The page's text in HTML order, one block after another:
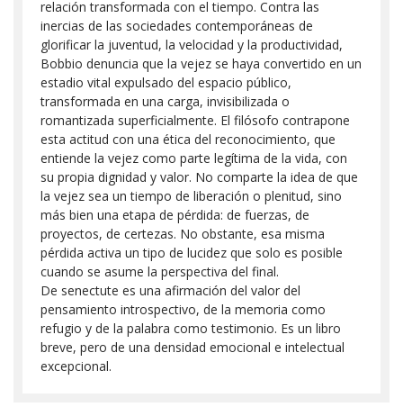
relación transformada con el tiempo. Contra las
inercias de las sociedades contemporáneas de
glorificar la juventud, la velocidad y la productividad,
Bobbio denuncia que la vejez se haya convertido en un
estadio vital expulsado del espacio público,
transformada en una carga, invisibilizada o
romantizada superficialmente. El filósofo contrapone
esta actitud con una ética del reconocimiento, que
entiende la vejez como parte legítima de la vida, con
su propia dignidad y valor. No comparte la idea de que
la vejez sea un tiempo de liberación o plenitud, sino
más bien una etapa de pérdida: de fuerzas, de
proyectos, de certezas. No obstante, esa misma
pérdida activa un tipo de lucidez que solo es posible
cuando se asume la perspectiva del final.
De senectute es una afirmación del valor del
pensamiento introspectivo, de la memoria como
refugio y de la palabra como testimonio. Es un libro
breve, pero de una densidad emocional e intelectual
excepcional.